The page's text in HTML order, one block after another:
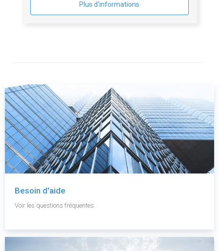
Plus d'informations
Besoin d'aide
Voir les questions fréquentes.